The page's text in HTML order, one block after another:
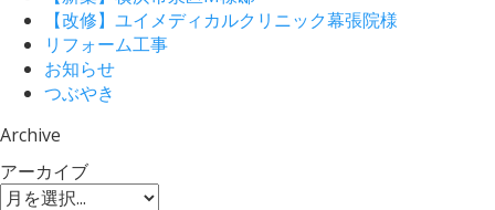
【改修】ユイメディカルクリニック幕張院様
リフォーム工事
お知らせ
つぶやき
Archive
アーカイブ